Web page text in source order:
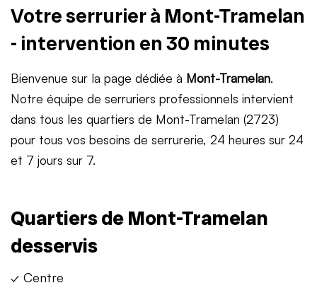
Votre serrurier à Mont-Tramelan
- intervention en 30 minutes
Bienvenue sur la page dédiée à Mont-Tramelan.
Notre équipe de serruriers professionnels intervient
dans tous les quartiers de Mont-Tramelan (2723)
pour tous vos besoins de serrurerie, 24 heures sur 24
et 7 jours sur 7.
Quartiers de Mont-Tramelan
desservis
✓ Centre